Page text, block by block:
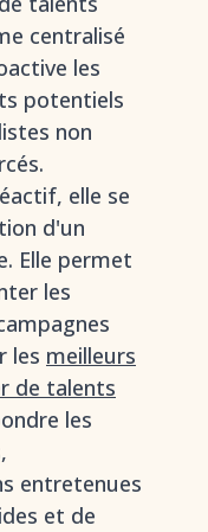
centralisé
les
potentiels
non
elle se
d'un
Elle permet
les
les meilleurs
de talents
les
entretenues
et de